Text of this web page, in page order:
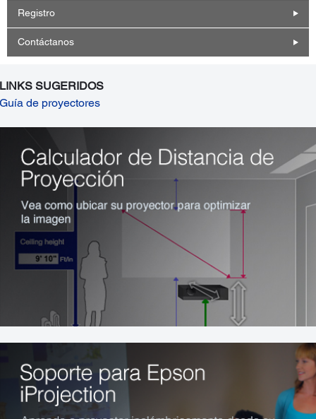
Registro
Contáctanos
LINKS SUGERIDOS
Guía de proyectores